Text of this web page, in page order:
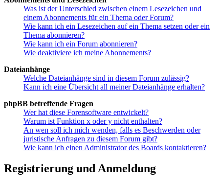
Was ist der Unterschied zwischen einem Lesezeichen und
einem Abonnements für ein Thema oder Forum?
Wie kann ich ein Lesezeichen auf ein Thema setzen oder ein
Thema abonnieren?
Wie kann ich ein Forum abonnieren?
Wie deaktiviere ich meine Abonnements?
Dateianhänge
Welche Dateianhänge sind in diesem Forum zulässig?
Kann ich eine Übersicht all meiner Dateianhänge erhalten?
phpBB betreffende Fragen
Wer hat diese Forensoftware entwickelt?
Warum ist Funktion x oder y nicht enthalten?
An wen soll ich mich wenden, falls es Beschwerden oder
juristische Anfragen zu diesem Forum gibt?
Wie kann ich einen Administrator des Boards kontaktieren?
Registrierung und Anmeldung